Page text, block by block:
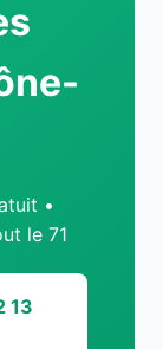
•
le 71
13